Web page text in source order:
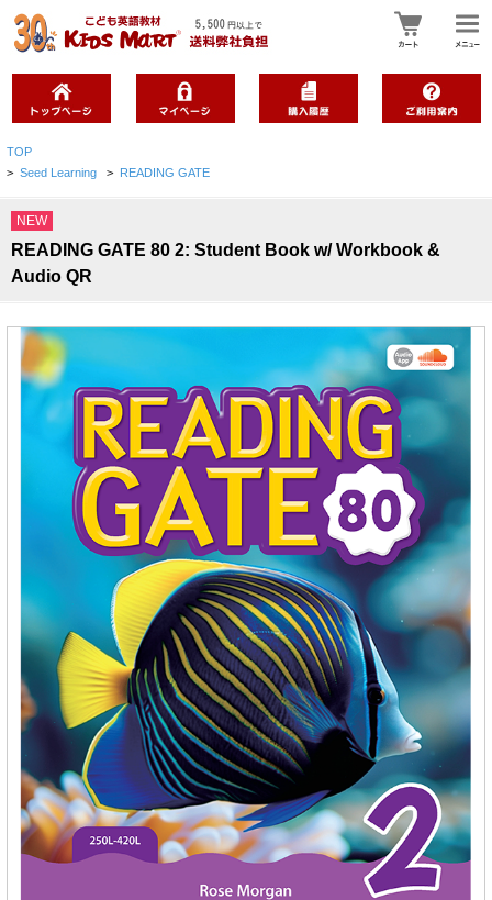
TOP
> Seed Learning > READING GATE
NEW
READING GATE 80 2: Student Book w/ Workbook &
Audio QR